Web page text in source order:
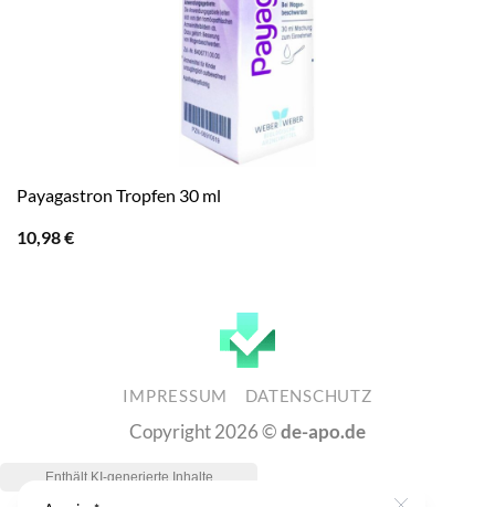
Payagastron Tropfen 30 ml
10,98€
IMPRESSUM DATENSCHUTZ
Copyright 2026 ©de-apo.de